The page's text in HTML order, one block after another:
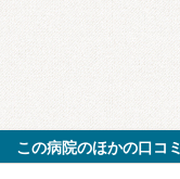
この病院のほかの口コミ